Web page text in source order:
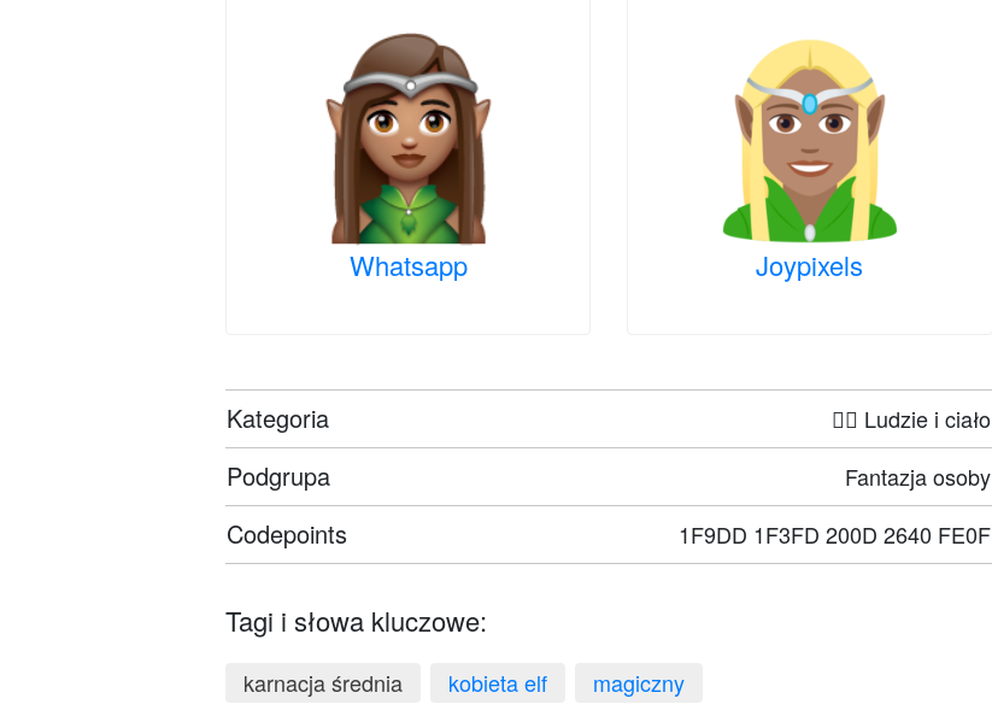
Whatsapp Joypixels
Kategoria 🤦‍♀️ Ludzie i ciało
Podgrupa Fantazja osoby
Codepoints 1F9DD 1F3FD 200D 2640 FE0F
Tagi i słowa kluczowe:
karnacja średnia kobieta elf magiczny